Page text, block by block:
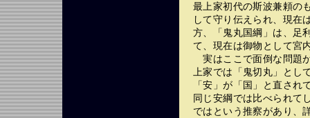
最上家初代の斯波兼頼の
して守り伝えられ、現在
方、「鬼丸国綱」は、足
て、現在は御物として宮
実はここで面倒な問題
上家では「鬼切丸」とし
「安」が「国」と直さ
同じ安綱では比べられて
ではという推察があり、